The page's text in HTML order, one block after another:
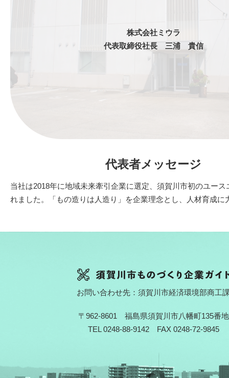
株式会社ミウラ
代表取締役社長 三浦 貴信
代表者メッセージ
当社は2018年に地域未来牽引企業に選定、須賀川市初のユー
れました。「もの造りは人造り」を企業理念とし、人材育成に
お問い合わせ先：須賀川市経済環境部商工
〒962-8601 福島県須賀川市八幡町135番地
TEL 0248-88-9142 FAX 0248-72-9845